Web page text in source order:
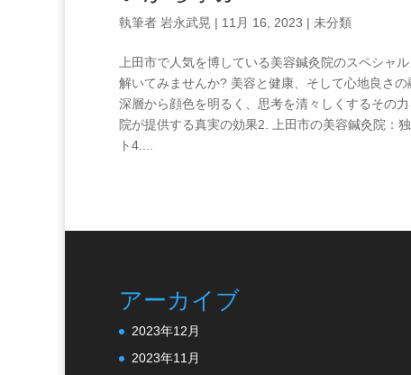
執筆者 岩永武晃 | 11月 16, 2023 | 未分類
上田市で人気を博している美容鍼灸院のスペシャ
解いてみませんか? 美容と健康、そして心地良さ
深層から顔色を明るく、思考を清々しくするその
院が提供する真実の効果2. ‍上田市の美容鍼灸院：
ト4....
アーカイブ
2023年12月
2023年11月